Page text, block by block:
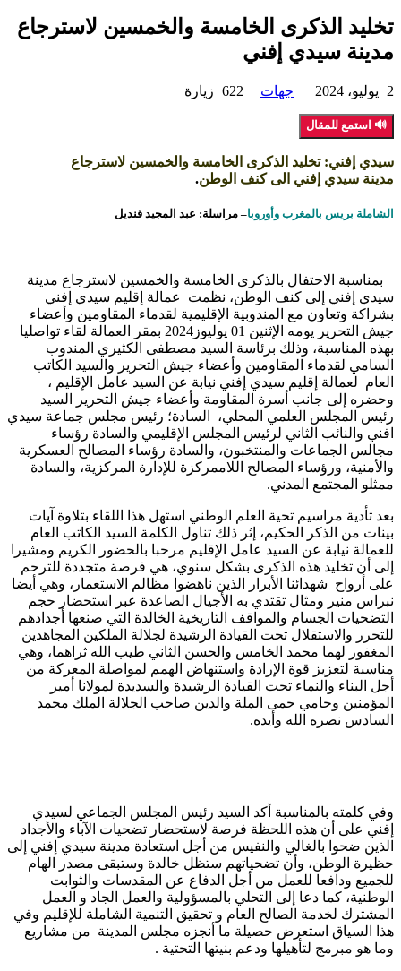
تخليد الذكرى الخامسة والخمسين لاسترجاع
مدينة سيدي إفني
2 يوليو، 2024 جهات 622 زيارة
🔊 استمع للمقال
سيدي إفني: تخليد الذكرى الخامسة والخمسين لاسترجاع
مدينة سيدي إفني الى كنف الوطن.
الشاملة بريس بالمغرب وأوروبا– مراسلة: عبد المجيد قنديل
بمناسبة الاحتفال بالذكرى الخامسة والخمسين لاسترجاع مدينة
سيدي إفني إلى كنف الوطن، نظمت عمالة إقليم سيدي إفني
بشراكة وتعاون مع المندوبية الإقليمية لقدماء المقاومين وأعضاء
جيش التحرير يومه الإثنين 01 يوليوز2024 بمقر العمالة لقاء تواصليا
بهذه المناسبة، وذلك برئاسة السيد مصطفى الكثيري المندوب
السامي لقدماء المقاومين وأعضاء جيش التحرير والسيد الكاتب
العام لعمالة إقليم سيدي إفني نيابة عن السيد عامل الإقليم ،
وحضره إلى جانب أسرة المقاومة وأعضاء جيش التحرير السيد
رئيس المجلس العلمي المحلي، السادة؛ رئيس مجلس جماعة سيدي
افني والنائب الثاني لرئيس المجلس الإقليمي والسادة رؤساء
مجالس الجماعات والمنتخبون، والسادة رؤساء المصالح العسكرية
والأمنية، ورؤساء المصالح اللاممركزة للإدارة المركزية، والسادة
ممثلو المجتمع المدني.
بعد تأدية مراسيم تحية العلم الوطني استهل هذا اللقاء بتلاوة آيات
بينات من الذكر الحكيم، إثر ذلك تناول الكلمة السيد الكاتب العام
للعمالة نيابة عن السيد عامل الإقليم مرحبا بالحضور الكريم ومشيرا
إلى أن تخليد هذه الذكرى بشكل سنوي، هي فرصة متجددة للترحم
على أرواح شهدائنا الأبرار الذين ناهضوا مظالم الاستعمار، وهي أيضا
نبراس منير ومثال تقتدي به الأجيال الصاعدة عبر استحضار حجم
التضحيات الجسام والمواقف التاريخية الخالدة التي صنعها أجدادهم
للتحرر والاستقلال تحت القيادة الرشيدة لجلالة الملكين المجاهدين
المغفور لهما محمد الخامس والحسن الثاني طيب الله ثراهما، وهي
مناسبة لتعزيز قوة الإرادة واستنهاض الهمم لمواصلة المعركة من
أجل البناء والنماء تحت القيادة الرشيدة والسديدة لمولانا أمير
المؤمنين وحامي حمى الملة والدين صاحب الجلالة الملك محمد
السادس نصره الله وأيده.
وفي كلمته بالمناسبة أكد السيد رئيس المجلس الجماعي لسيدي
إفني على أن هذه اللحظة فرصة لاستحضار تضحيات الآباء والأجداد
الذين ضحوا بالغالي والنفيس من أجل استعادة مدينة سيدي إفني إلى
حظيرة الوطن، وأن تضحياتهم ستظل خالدة وستبقى مصدر الهام
للجميع ودافعا للعمل من أجل الدفاع عن المقدسات والثوابت
الوطنية، كما دعا إلى التحلي بالمسؤولية والعمل الجاد و العمل
المشترك لخدمة الصالح العام و تحقيق التنمية الشاملة للإقليم وفي
هذا السياق استعرض حصيلة ما أنجزه مجلس المدينة من مشاريع
وما هو مبرمج لتأهيلها ودعم بنيتها التحتية .